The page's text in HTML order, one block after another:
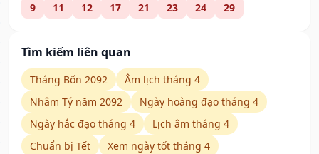
9 11 12 17 21 23 24 29
Tìm kiếm liên quan
Tháng Bốn 2092
Âm lịch tháng 4
Nhâm Tý năm 2092
Ngày hoàng đạo tháng 4
Ngày hắc đạo tháng 4
Lịch âm tháng 4
Chuẩn bị Tết
Xem ngày tốt tháng 4